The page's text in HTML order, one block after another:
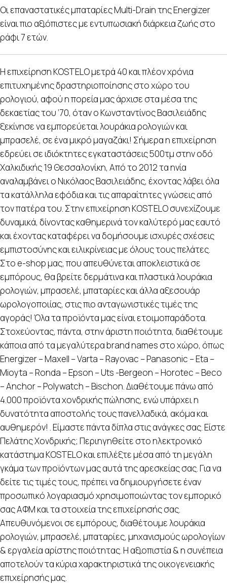
Οι επαναστατικές μπαταρίες Multi-Drain της Energizer
είναι πιο αξιόπιστες με εντυπωσιακή διάρκεια ζωής στο
ράφι 7 ετών.
Η επιχείρηση KOSTELO μετρά 40 και πλέον χρόνια
επιτυχημένης δραστηριοποίησης στο χώρο του
ρολογιού, αφού η πορεία μας άρχισε στα μέσα της
δεκαετίας του ’70, όταν ο Κωνσταντίνος Βασιλειάδης
ξεκίνησε να εμπορεύεται λουράκια ρολογιών και
μπρασελέ, σε ένα μικρό μαγαζάκι! Σήμερα η επιχείρηση
εδρεύει σε ιδιόκτητες εγκαταστάσεις 500τμ στην οδό
Χαλκιδικής 19 Θεσσαλονίκη, Από το 2012 τα ηνία
αναλαμβάνει ο Νικόλαος Βασιλειάδης, έχοντας λάβει όλα
τα κατάλληλα εφόδια και τις απαραίτητες γνώσεις από
τον πατέρα του. Στην επιχείρηση KOSTELO συνεχίζουμε
δυναμικά, δίνοντας καθημερινά τον καλύτερό μας εαυτό
και έχοντας καταφέρει να δομήσουμε ισχυρές σχέσεις
εμπιστοσύνης και ειλικρίνειας με όλους τους πελάτες.
Στο e-shop μας, που απευθύνεται αποκλειστικά σε
εμπόρους, θα βρείτε δερμάτινα και πλαστικά λουράκια
ρολογιών, μπρασελέ, μπαταρίες και άλλα αξεσουάρ
ωρολογοποιίας, στις πιο ανταγωνιστικές τιμές της
αγοράς! Όλα τα προϊόντα μας είναι ετοιμοπαράδοτα.
Στοχεύοντας, πάντα, στην άριστη ποιότητα, διαθέτουμε
κάποια από τα μεγαλύτερα brand names στο χώρο, όπως
Energizer – Maxell – Varta – Rayovac – Panasonic – Eta –
Mioyta – Ronda – Epson – Uts -Bergeon – Horotec – Beco
– Anchor – Polywatch – Bischon. Διαθέτουμε πάνω από
4.000 προϊόντα χονδρικής πώλησης, ενώ υπάρχει η
δυνατότητα αποστολής τους πανελλαδικά, ακόμα και
αυθημερόν! . Είμαστε πάντα δίπλα στις ανάγκες σας. Είστε
Πελάτης Χονδρικής; Περιηγηθείτε στο ηλεκτρονικό
κατάστημα KOSTELO και επιλέξτε μέσα από τη μεγάλη
γκάμα των προϊόντων μας αυτά της αρεσκείας σας. Για να
δείτε τις τιμές τους, πρέπει να δημιουργήσετε έναν
προσωπικό λογαριασμό χρησιμοποιώντας τον εμπορικό
σας ΑΦΜ και τα στοιχεία της επιχείρησής σας.
Απευθυνόμενοι σε εμπόρους, διαθέτουμε λουράκια
ρολογιών, μπρασελέ, μπαταρίες, μηχανισμούς ωρολογίων
& εργαλεία αρίστης ποιότητας. Η αξιοπιστία & η συνέπεια
αποτελούν τα κύρια χαρακτηριστικά της οικογενειακής
επιχείρησής μας.